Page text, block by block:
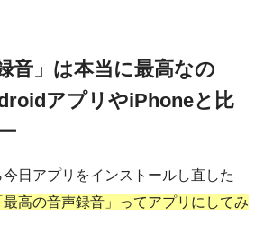
音」は本当に最高なの
アプリやiPhoneと比
日アプリをインストールし直した
高の音声録音」ってアプリにしてみ